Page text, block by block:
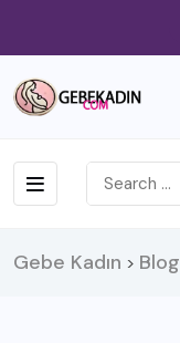
Gebe Kadın > Blog